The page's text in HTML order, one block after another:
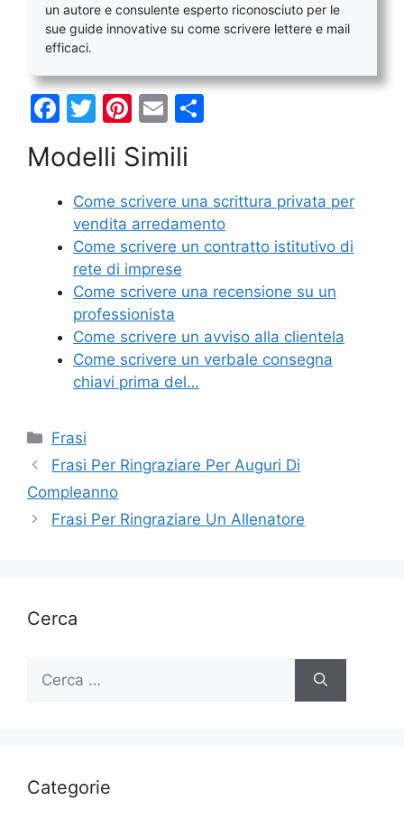
un autore e consulente esperto riconosciuto per le
sue guide innovative su come scrivere lettere e mail
efficaci.
F
c
e
b
o
o
k
T
itt
er
Pi
er
e
st
E
ai
l
di
vi
di
Modelli Simili
Come scrivere una scrittura privata per
vendita arredamento
Come scrivere un contratto istitutivo di
rete di imprese
Come scrivere una recensione su un
professionista
Come scrivere un avviso alla clientela
Come scrivere un verbale consegna
chiavi prima del…
Categorie
Frasi
Frasi Per Ringraziare Per Auguri Di
Compleanno
Frasi Per Ringraziare Un Allenatore
Cerca
per:
Categorie